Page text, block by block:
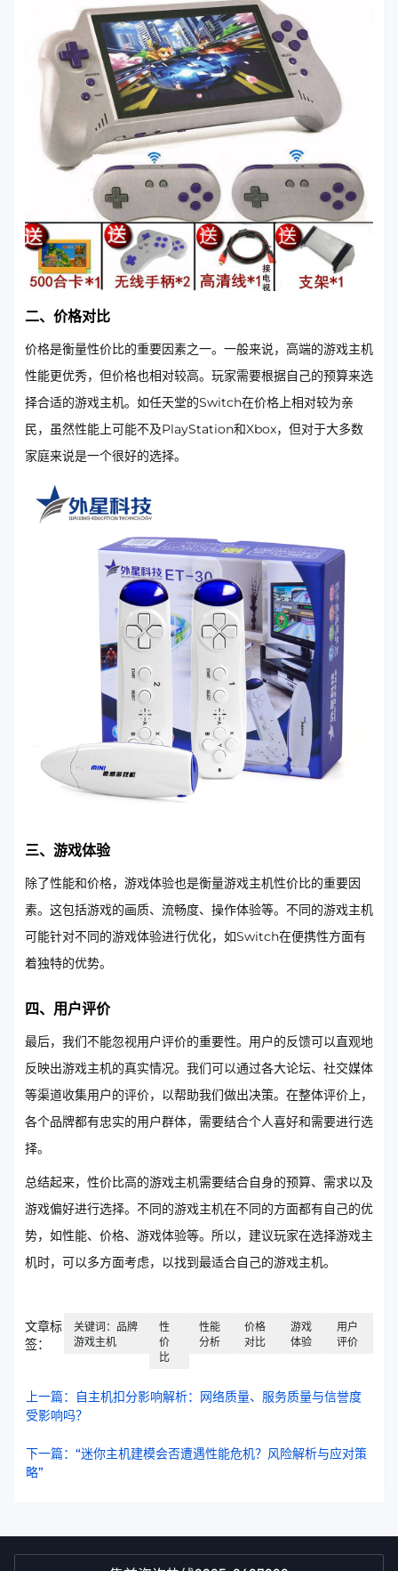
二、价格对比
价格是衡量性价比的重要因素之一。一般来说，高端的游戏主机
性能更优秀，但价格也相对较高。玩家需要根据自己的预算来选
择合适的游戏主机。如任天堂的Switch在价格上相对较为亲
民，虽然性能上可能不及PlayStation和Xbox，但对于大多数
家庭来说是一个很好的选择。
三、游戏体验
除了性能和价格，游戏体验也是衡量游戏主机性价比的重要因
素。这包括游戏的画质、流畅度、操作体验等。不同的游戏主机
可能针对不同的游戏体验进行优化，如Switch在便携性方面有
着独特的优势。
四、用户评价
最后，我们不能忽视用户评价的重要性。用户的反馈可以直观地
反映出游戏主机的真实情况。我们可以通过各大论坛、社交媒体
等渠道收集用户的评价，以帮助我们做出决策。在整体评价上，
各个品牌都有忠实的用户群体，需要结合个人喜好和需要进行选
择。
总结起来，性价比高的游戏主机需要结合自身的预算、需求以及
游戏偏好进行选择。不同的游戏主机在不同的方面都有自己的优
势，如性能、价格、游戏体验等。所以，建议玩家在选择游戏主
机时，可以多方面考虑，以找到最适合自己的游戏主机。
文章标
签：
关键词：品牌
游戏主机
性
价
比
性能
分析
价格
对比
游戏
体验
用户
评价
上一篇：自主机扣分影响解析：网络质量、服务质量与信誉度
受影响吗？
下一篇：“迷你主机建模会否遭遇性能危机？风险解析与应对策
略”